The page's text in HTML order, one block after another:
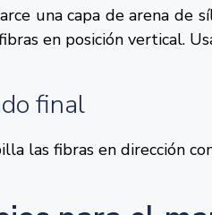
una capa de arena de
en posición vertical.
final
las fibras en dirección